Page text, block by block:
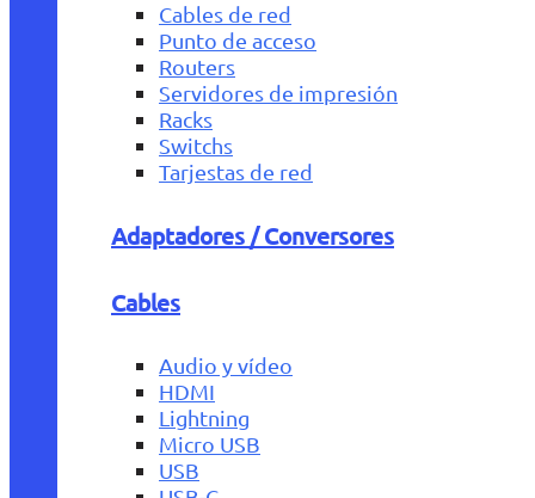
Cables de red
Punto de acceso
Routers
Servidores de impresión
Racks
Switchs
Tarjestas de red
Adaptadores / Conversores
Cables
Audio y vídeo
HDMI
Lightning
Micro USB
USB